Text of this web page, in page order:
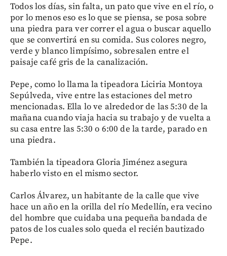
Todos los días, sin falta, un pato que vive en el río, o
por lo menos eso es lo que se piensa, se posa sobre
una piedra para ver correr el agua o buscar aquello
que se convertirá en su comida. Sus colores negro,
verde y blanco limpísimo, sobresalen entre el
paisaje café gris de la canalización.
Pepe, como lo llama la tipeadora Liciria Montoya
Sepúlveda, vive entre las estaciones del metro
mencionadas. Ella lo ve alrededor de las 5:30 de la
mañana cuando viaja hacia su trabajo y de vuelta a
su casa entre las 5:30 o 6:00 de la tarde, parado en
una piedra.
También la tipeadora Gloria Jiménez asegura
haberlo visto en el mismo sector.
Carlos Álvarez, un habitante de la calle que vive
hace un año en la orilla del río Medellín, era vecino
del hombre que cuidaba una pequeña bandada de
patos de los cuales solo queda el recién bautizado
Pepe.